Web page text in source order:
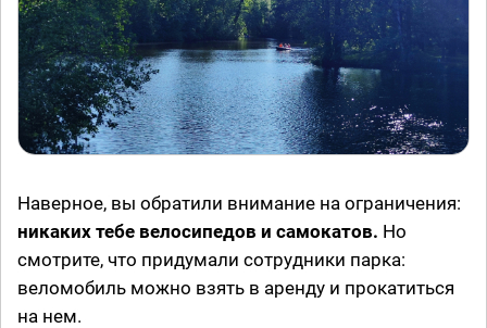
Наверное, вы обратили внимание на ограничения:
никаких тебе велосипедов и самокатов. Но
смотрите, что придумали сотрудники парка:
веломобиль можно взять в аренду и прокатиться
на нем.